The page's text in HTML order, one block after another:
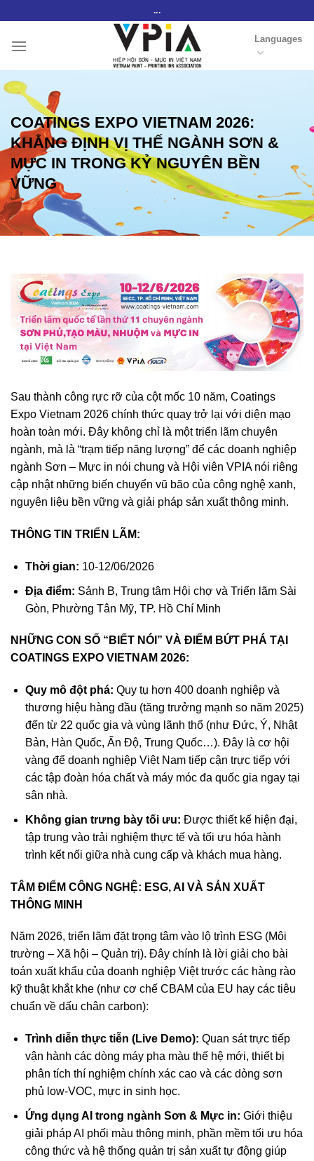
content
...
Languages
COATINGS EXPO VIETNAM 2026:
KHẲNG ĐỊNH VỊ THẾ NGÀNH SƠN &
MỰC IN TRONG KỶ NGUYÊN BỀN
VỮNG
Sau thành công rực rỡ của cột mốc 10 năm, Coatings
Expo Vietnam 2026 chính thức quay trở lại với diện mạo
hoàn toàn mới. Đây không chỉ là một triển lãm chuyên
ngành, mà là “trạm tiếp năng lượng” để các doanh nghiệp
ngành Sơn – Mực in nói chung và Hội viên VPIA nói riêng
cập nhật những biến chuyển vũ bão của công nghệ xanh,
nguyên liệu bền vững và giải pháp sản xuất thông minh.
THÔNG TIN TRIỂN LÃM:
Thời gian: 10-12/06/2026
Địa điểm: Sảnh B, Trung tâm Hội chợ và Triển lãm Sài
Gòn, Phường Tân Mỹ, TP. Hồ Chí Minh
NHỮNG CON SỐ “BIẾT NÓI” VÀ ĐIỂM BỨT PHÁ TẠI
COATINGS EXPO VIETNAM 2026:
Quy mô đột phá: Quy tụ hơn 400 doanh nghiệp và
thương hiệu hàng đầu (tăng trưởng mạnh so năm 2025)
đến từ 22 quốc gia và vùng lãnh thổ (như Đức, Ý, Nhật
Bản, Hàn Quốc, Ấn Độ, Trung Quốc…). Đây là cơ hội
vàng để doanh nghiệp Việt Nam tiếp cận trực tiếp với
các tập đoàn hóa chất và máy móc đa quốc gia ngay tại
sân nhà.
Không gian trưng bày tối ưu: Được thiết kế hiện đại,
tập trung vào trải nghiệm thực tế và tối ưu hóa hành
trình kết nối giữa nhà cung cấp và khách mua hàng.
TÂM ĐIỂM CÔNG NGHỆ: ESG, AI VÀ SẢN XUẤT
THÔNG MINH
Năm 2026, triển lãm đặt trọng tâm vào lộ trình ESG (Môi
trường – Xã hội – Quản trị). Đây chính là lời giải cho bài
toán xuất khẩu của doanh nghiệp Việt trước các hàng rào
kỹ thuật khắt khe (như cơ chế CBAM của EU hay các tiêu
chuẩn về dấu chân carbon):
Trình diễn thực tiễn (Live Demo): Quan sát trực tiếp
vận hành các dòng máy pha màu thế hệ mới, thiết bị
phân tích thí nghiệm chính xác cao và các dòng sơn
phủ low-VOC, mực in sinh học.
Ứng dụng AI trong ngành Sơn & Mực in: Giới thiệu
giải pháp AI phối màu thông minh, phần mềm tối ưu hóa
công thức và hệ thống quản trị sản xuất tự động giúp